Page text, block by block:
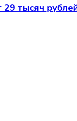
тысяч